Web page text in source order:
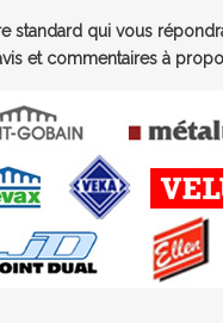
qui vous
et commentaires à